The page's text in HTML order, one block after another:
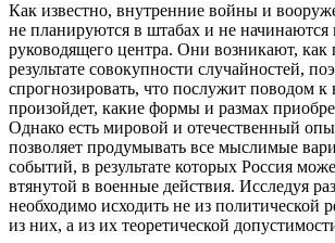
Как известно, внутренние войны и
не планируются в штабах и не начинаются
руководящего центра. Они возникают, как
результате совокупности случайностей,
спрогнозировать, что послужит поводом к
произойдет, какие формы и размах
Однако есть мировой и отечественный
позволяет продумывать все мыслимые
событий, в результате которых Россия
втянутой в военные действия. Исследуя
необходимо исходить не из политической
из них, а из их теоретической